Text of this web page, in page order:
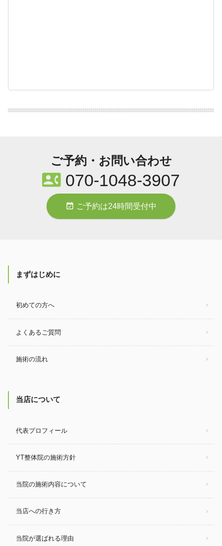
ご予約・お問い合わせ
contact_phone 070-1048-3907
event_available ご予約は24時間受付中
まずはじめに
初めての方へ
よくあるご質問
施術の流れ
当店について
代表プロフィール
YT整体院の施術方針
当院の施術内容について
当店への行き方
当院が選ばれる理由